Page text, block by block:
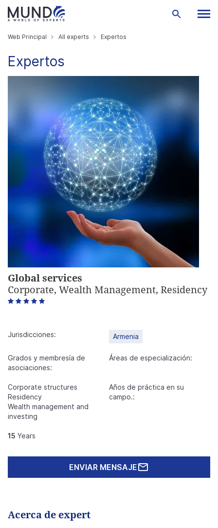
Web Principal All experts Expertos
Expertos
Global services
Corporate, Wealth Management, Residency
Jurisdicciones: Armenia
Grados y membresía de
asociaciones:
Áreas de especialización:
Corporate structures
Residency
Wealth management and
investing
Años de práctica en su
campo.:
15 Years
ENVIAR MENSAJE
Acerca de expert